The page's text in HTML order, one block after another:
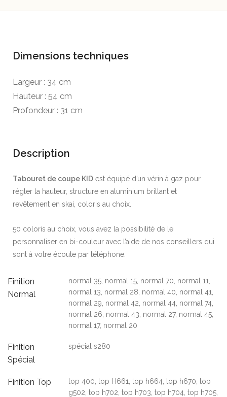
top g502
Dimensions techniques
Largeur : 34 cm
Hauteur : 54 cm
Profondeur : 31 cm
Description
Tabouret de coupe KID est équipé d’un vérin à gaz pour
régler la hauteur, structure en aluminium brillant et
revêtement en skai, coloris au choix.
50 coloris au choix, vous avez la possibilité de le
personnaliser en bi-couleur avec l’aide de nos conseillers qui
sont à votre écoute par téléphone.
Finition
Normal
normal 35, normal 15, normal 70, normal 11,
normal 13, normal 28, normal 40, normal 41,
normal 29, normal 42, normal 44, normal 74,
normal 26, normal 43, normal 27, normal 45,
normal 17, normal 20
Finition
Spécial
spécial s280
Finition Top
top 400, top H661, top h664, top h670, top
g502, top h702, top h703, top h704, top h705,